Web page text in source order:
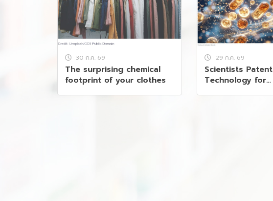
30 ก.ค. 69
The surprising chemical
footprint of your clothes
29 ก.ค. 69
Scientists Patent
Technology for